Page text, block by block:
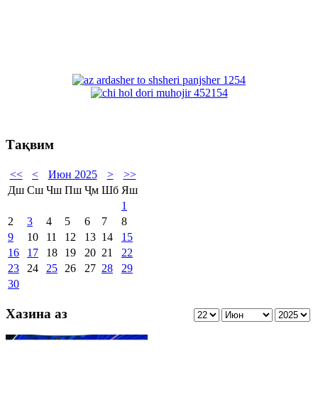
Тақвим
<< < Июн 2025 >
>>
Дш Сш Чш Пш Ҷм Шб Яш
1
2
3 4 5 6 7
8
9
10 11 12 13 14
15
16
17 18 19 20 21
22
23
24 25 26 27 28
29
30
Хазина аз